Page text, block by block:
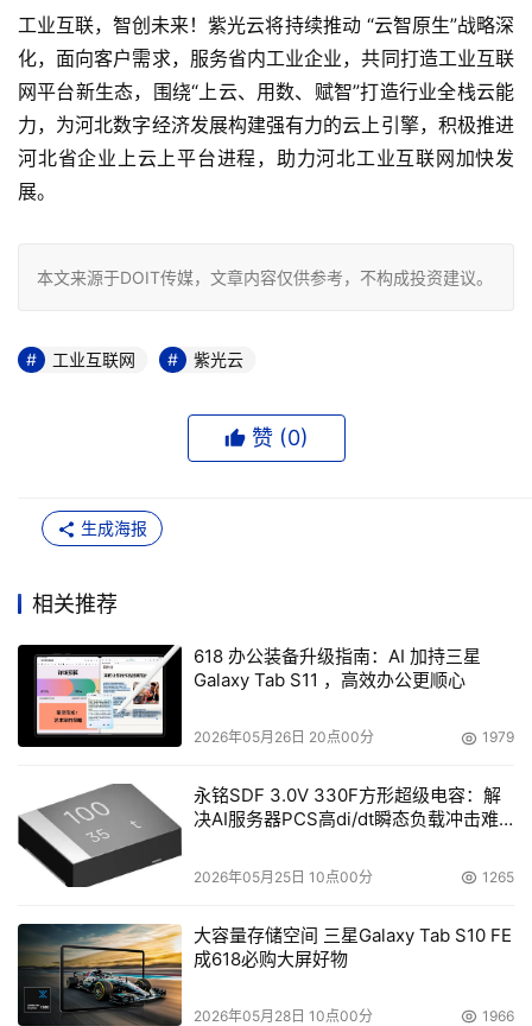
工业互联，智创未来！紫光云将持续推动 “云智原生”战略深
化，面向客户需求，服务省内工业企业，共同打造工业互联
网平台新生态，围绕“上云、用数、赋智”打造行业全栈云能
力，为河北数字经济发展构建强有力的云上引擎，积极推进
河北省企业上云上平台进程，助力河北工业互联网加快发
展。
本文来源于DOIT传媒，文章内容仅供参考，不构成投资建议。
工业互联网 紫光云
赞 (0)
生成海报
相关推荐
618 办公装备升级指南：AI 加持三星
Galaxy Tab S11 ，高效办公更顺心
2026年05月26日 20点00分 1979
永铭SDF 3.0V 330F方形超级电容：解
决AI服务器PCS高di/dt瞬态负载冲击难
2026年05月25日 10点00分 1265
大容量存储空间 三星Galaxy Tab S10 FE
成618必购大屏好物
2026年05月28日 10点00分 1966